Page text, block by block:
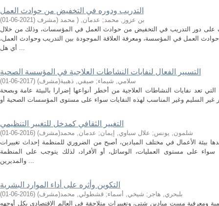
التدريب ودوره في التخفيض من حوادث العمل
بن عزوز, محمد; عدمان, ( محمد (مشرف (
2021-06-01
)
على دور التدريب في التخفيض من حوادث العمل في المؤسسات، وذلك من خلال
العمل في المؤسسة، ومعرفة العلاقة الموجودة بين التدريب وحوادث العمل،
أي هل ...
التسيير الفعال لنفايات النشاطات العلاجية في المؤسسة الصحية
سلامي, شيماء; صيفي, ذهبية(مشرف) (
2017-06-01
)
التي تعد نفايات النشاطات العلاجية من أخطر أنواعها إضرارا بالبيئة عامة وبصحة
التغيير الثقافي كمدخل للتغيير التنظيمي
شلمون, يونس; علال سباوي, إيمان; عدمان, محمد(مشرف) (
2016-06-01
)
بيئة الأعمال في مختلف الميادين، أصبح من الضروري للمنظمة إحداث تغييرات
سواء على مستوى العمليات، الوسائل، أو الأفراد، لذلك يتوجب على المنظمة
والمديرين ...
التكوين وأثره على أداء الموارد البشرية
بلبحري, هاجر ; شيخي, أسماء; قشطولي, محمد(مشرف) (
2016-06-01
)
ومعرفية مست ميادين شتى، وتغييرات متلاحقة في العالم الإقتصادي بكل أوجهه